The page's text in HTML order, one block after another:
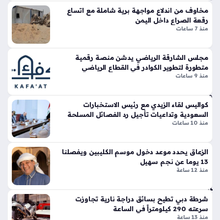
تين
نتا
ل
ي
تي
س
سب
ورت
س
تك
قوا
عد
الت
مي
م
الت
ف
أغ
س
س
الم
قب
منذ
سا
عة
دة
ار
ك
دب
تألق لافت في سباقات الثنايا، حيث شهدت أرضية ميدان الروضة
تنافسا حادا بين ملاك الهجن في حضور جماهيري كبير، وقد برزت…
مخاوف من اندلاع مواجهة برية شاملة مع اتساع
رقعة الصراع داخل اليمن
منذ 7 ساعات
مجلس الشارقة الرياضي يدشن منصة رقمية
متطورة لتطوير الكوادر في القطاع الرياضي
منذ 9 ساعات
كواليس لقاء الزيدي مع رئيس الاستخبارات
السعودية وتداعيات تأجيل رد الفصائل المسلحة
منذ 10 ساعات
الزعاق يحدد موعد دخول موسم الكليبين ويفصلنا
13 يوما عن نجم سهيل
منذ 12 ساعة
شرطة دبي تطيح بسائق دراجة نارية تجاوزت
سرعته 290 كيلومتراً في الساعة
منذ 13 ساعة